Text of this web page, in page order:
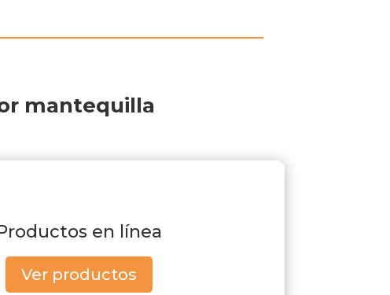
mantequilla
en línea
Ver productos